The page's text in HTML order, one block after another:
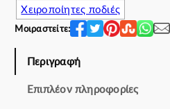
s
t
C
l
Χειροποίητες ποδιές
Μοιραστείτε:
Περιγραφή
Επιπλέον πληροφορίες